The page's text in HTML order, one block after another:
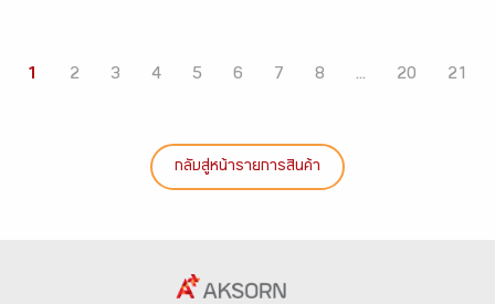
1 2 3 4 5 6 7 8 ... 20 21
กลับสู่หน้ารายการสินค้า